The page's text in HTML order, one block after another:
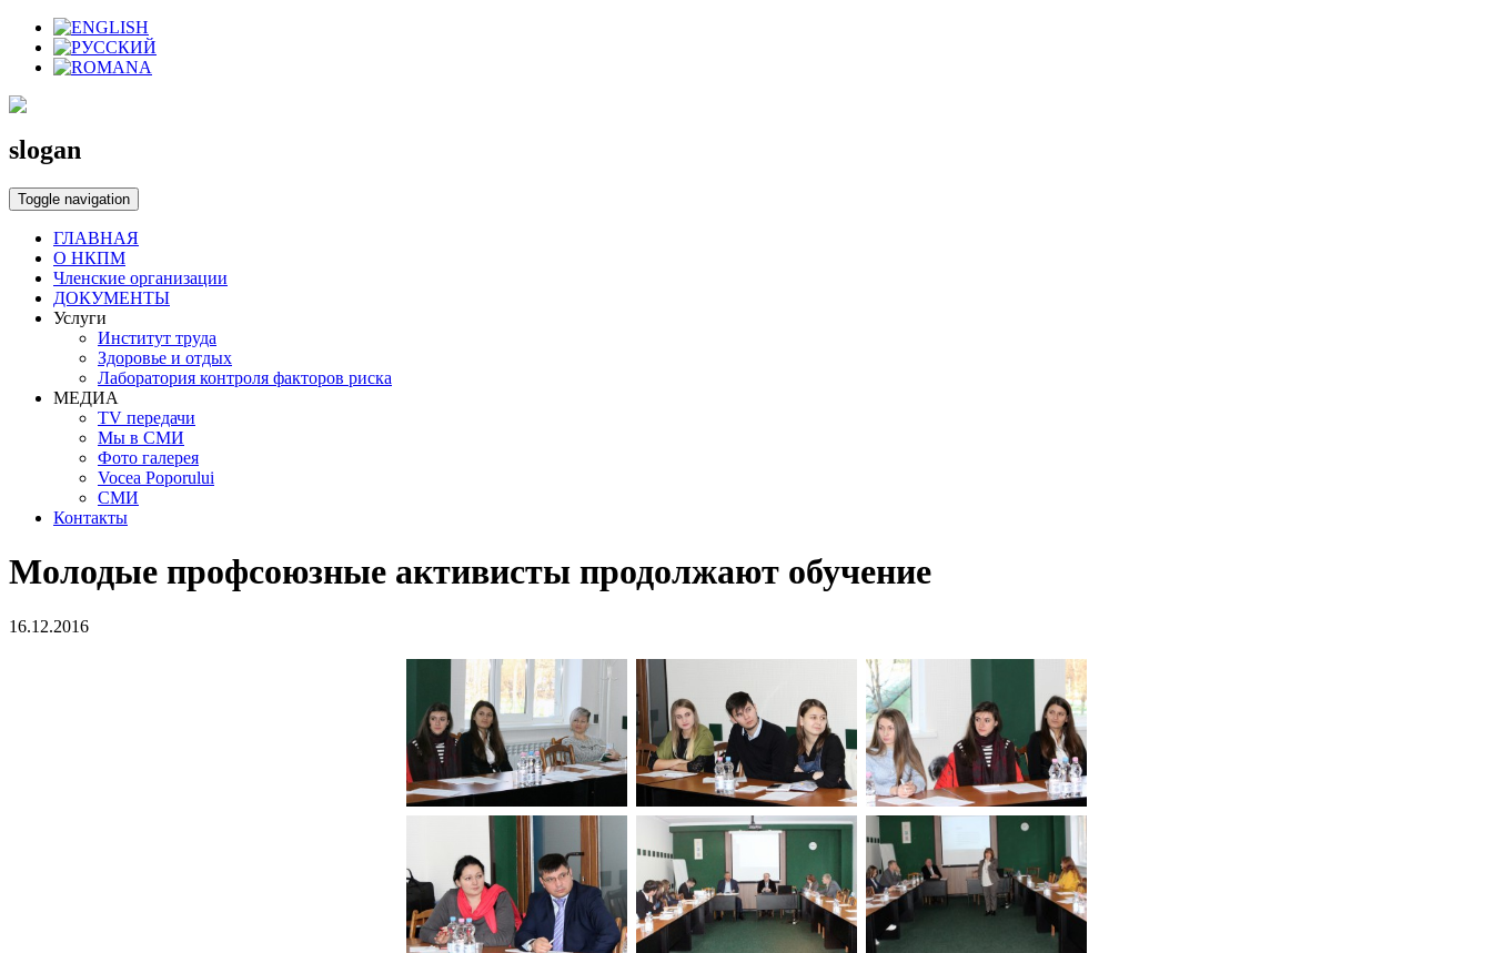
slogan
Toggle navigation
ГЛАВНАЯ
О НКПМ
Членские организации
ДОКУМЕНТЫ
Услуги
Институт труда
Здоровье и отдых
Лаборатория контроля факторов риска
МЕДИА
TV передачи
Мы в СМИ
Фото галерея
Vocea Poporului
СМИ
Контакты
Молодые профсоюзные активисты продолжают обучение
16.12.2016